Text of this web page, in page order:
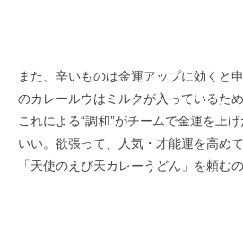
また、辛いものは金運アップに効くと
のカレールウはミルクが入っているた
これによる“調和”がチームで金運を上
いい。欲張って、人気・才能運を高め
「天使のえび天カレーうどん」を頼む